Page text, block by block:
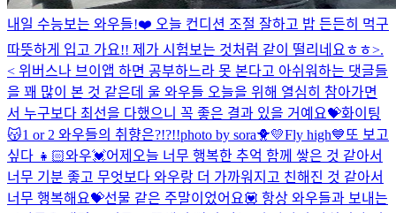
내일 수능보는 와우들!❤️ 오늘 컨디션 조절 잘하고 밥 든든히 먹구
따뜻하게 입고 가요!! 제가 시험보는 것처럼 같이 떨리네요ㅎㅎ>.
< 위버스나 브이앱 하면 공부하느라 못 본다고 아쉬워하는 댓글들
을 꽤 많이 본 것 같은데 울 와우들 오늘을 위해 열심히 참아가면
서 누구보다 최선을 다했으니 꼭 좋은 결과 있을 거예요💝화이팅
😽1 or 2 와우들의 취향은?!?!!photo by sora🐥💛Fly high💙 또 보고
싶다 👧🏻와우💓어제오늘 너무 행복한 추억 함께 쌓은 것 같아서
너무 기분 좋고 무엇보다 와우랑 더 가까워지고 친해진 것 같아서
너무 행복해요💝선물 같은 주말이었어요💟 항상 와우들과 보내는